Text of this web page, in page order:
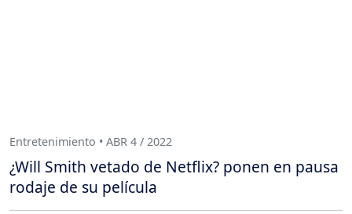
Entretenimiento • ABR 4 / 2022
¿Will Smith vetado de Netflix? ponen en pausa
rodaje de su película